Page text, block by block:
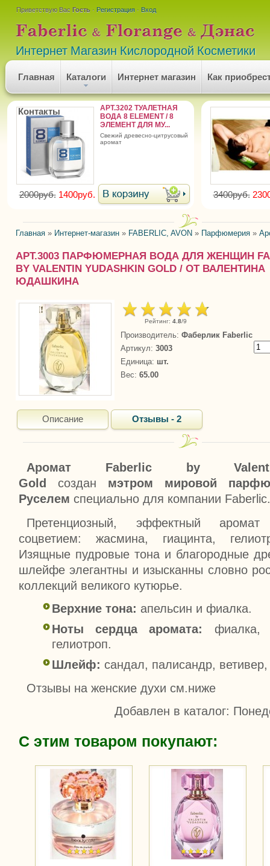
Приветствую Вас Гость · Регистрация · Вход
Интернет Магазин Кислородной Косметики
Главная Каталоги Интернет магазин Как
Контакты
АРТ.3202 ТУАЛЕТНАЯ
ВОДА 8 ELEMENT / 8
ЭЛЕМЕНТ ДЛЯ МУ...
свежий древесно-цитрусовый
аромат
2000руб. 1400руб. 3400руб.
Главная » Интернет-магазин » FABERLIC, AVON » Парфюмерия »
АРТ.3003 ПАРФЮМЕРНАЯ ВОДА ДЛЯ ЖЕНЩИН
BY VALENTIN YUDASHKIN GOLD / ОТ ВАЛЕНТИНА
ЮДАШКИНА
Рейтинг: 4.8/9
Производитель: Фаберлик Faberlic
Артикул: 3003
Единица: шт.
Вес: 65.00
Описание Отзывы - 2
Аромат Faberlic by
Gold
создан мэтром мировой
Руселем специально для компании Faberlic.
Претенциозный, эффектный
соцветием: жасмина, гиацинта,
Изящные пудровые тона и благородные
шлейфе элегантны и изысканны словно
коллекций великого кутюрье.
Верхние тона: апельсин и фиалка.
Ноты сердца аромата:
фиалка,
гелиотроп.
Шлейф: сандал, палисандр, ветивер,
Отзывы на женские духи см.ниже
Добавлен в каталог:
С этим товаром покупают: